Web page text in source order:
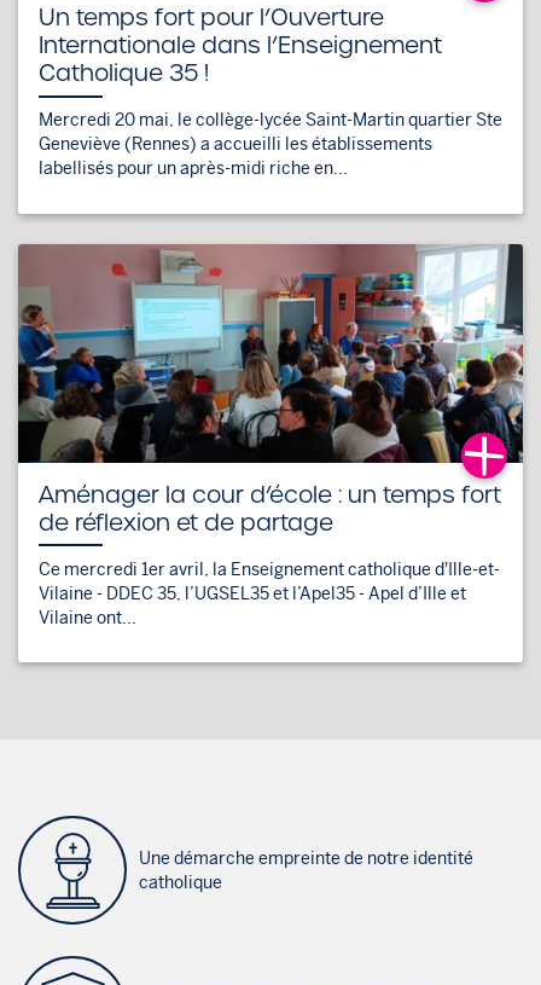
Un temps fort pour l’Ouverture
Internationale dans l’Enseignement
Catholique 35 !
Mercredi 20 mai, le collège-lycée Saint-Martin quartier Ste
Geneviève (Rennes) a accueilli les établissements
labellisés pour un après-midi riche en...
Aménager la cour d’école : un temps fort
de réflexion et de partage
Ce mercredi 1er avril, la Enseignement catholique d'Ille-et-
Vilaine - DDEC 35, l’UGSEL35 et l’Apel35 - Apel d’Ille et
Vilaine ont...
Une démarche empreinte de notre identité
catholique